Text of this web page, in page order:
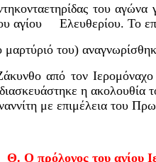
του
αγίου
Ελευθερίου. Το
του)
από τον
η ακολουθία
με επιμέλεια του
Θ. Ο πρόλογος του αγίου